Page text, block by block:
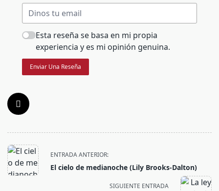
Esta reseña se basa en mi propia
experiencia y es mi opinión genuina.
Enviar Una Reseña
<span
class="nav-
subtitle
ENTRADA ANTERIOR:
El cielo de medianoche (Lily Brooks-Dalton)
SIGUIENTE ENTRADA